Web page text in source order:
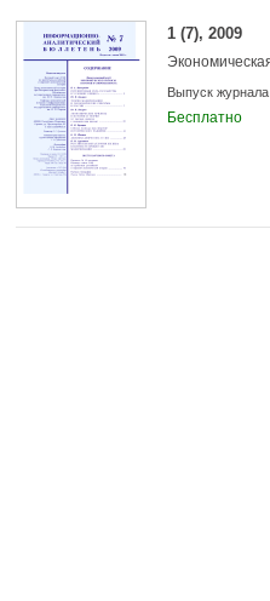
1 (7), 2009
Выпуск журнала
Бесплатно